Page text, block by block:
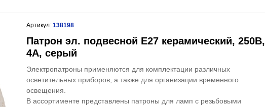
Артикул: 138198
Патрон эл. подвесной Е27 керамический, 250В,
4А, серый
Электропатроны применяются для комплектации различных
осветительных приборов, а также для организации временного
освещения.
В ассортименте представлены патроны для ламп с резьбовыми